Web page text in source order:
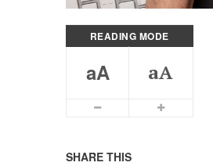
READING MODE
aA aA
Smaller Font
SHARE THIS